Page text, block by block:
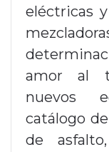
eléctricas
amor al
nuevos
catálogo
de